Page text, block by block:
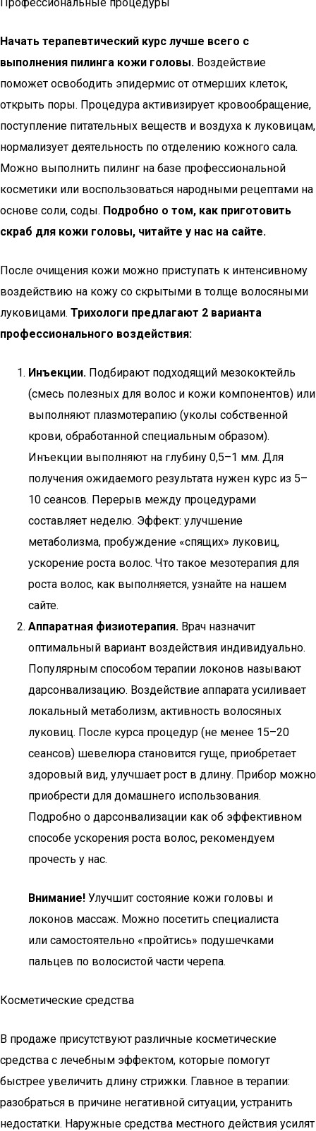
Начать терапевтический курс лучше всего с
выполнения пилинга кожи головы. Воздействие
поможет освободить эпидермис от отмерших клеток,
открыть поры. Процедура активизирует кровообращение,
поступление питательных веществ и воздуха к луковицам,
нормализует деятельность по отделению кожного сала.
Можно выполнить пилинг на базе профессиональной
косметики или воспользоваться народными рецептами на
основе соли, соды. Подробно о том, как приготовить
скраб для кожи головы, читайте у нас на сайте.
После очищения кожи можно приступать к интенсивному
воздействию на кожу со скрытыми в толще волосяными
луковицами. Трихологи предлагают 2 варианта
профессионального воздействия:
Инъекции. Подбирают подходящий мезококтейль
(смесь полезных для волос и кожи компонентов) или
выполняют плазмотерапию (уколы собственной
крови, обработанной специальным образом).
Инъекции выполняют на глубину 0,5–1 мм. Для
получения ожидаемого результата нужен курс из 5–
10 сеансов. Перерыв между процедурами
составляет неделю. Эффект: улучшение
метаболизма, пробуждение «спящих» луковиц,
ускорение роста волос. Что такое мезотерапия для
роста волос, как выполняется, узнайте на нашем
сайте.
Аппаратная физиотерапия. Врач назначит
оптимальный вариант воздействия индивидуально.
Популярным способом терапии локонов называют
дарсонвализацию. Воздействие аппарата усиливает
локальный метаболизм, активность волосяных
луковиц. После курса процедур (не менее 15–20
сеансов) шевелюра становится гуще, приобретает
здоровый вид, улучшает рост в длину. Прибор можно
приобрести для домашнего использования.
Подробно о дарсонвализации как об эффективном
способе ускорения роста волос, рекомендуем
прочесть у нас.
Внимание! Улучшит состояние кожи головы и
локонов массаж. Можно посетить специалиста
или самостоятельно «пройтись» подушечками
пальцев по волосистой части черепа.
Косметические средства
В продаже присутствуют различные косметические
средства с лечебным эффектом, которые помогут
быстрее увеличить длину стрижки. Главное в терапии:
разобраться в причине негативной ситуации, устранить
недостатки. Наружные средства местного действия усилят